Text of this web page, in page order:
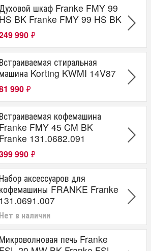
Духовой шкаф Franke FMY 99
HS BK Franke FMY 99 HS BK
990 ₽
Встраиваемая стиральная
машина Korting KWMI 14V87
990 ₽
Встраиваемая кофемашина
Franke FMY 45 CM BK
Franke 131.0682.091
990 ₽
Набор аксессуаров для
кофемашины FRANKE Franke
131.0691.007
Нет в наличии
Микроволновая печь Franke